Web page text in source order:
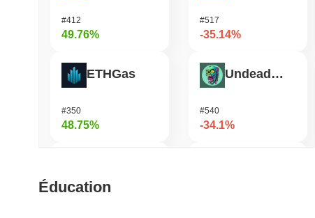
#412
49.76%
ETHGas
#350
48.75%
#517
-35.14%
Undeads Games
#540
-34.1%
Éducation